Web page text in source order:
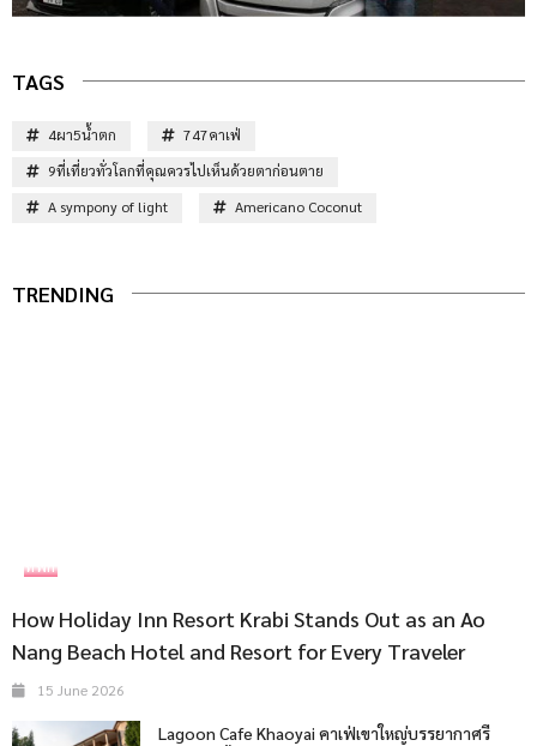
TAGS
4ผา5น้ำตก
747คาเฟ่
9ที่เที่ยวทั่วโลกที่คุณควรไปเห็นด้วยตาก่อนตาย
A sympony of light
Americano Coconut
TRENDING
ที่พัก
How Holiday Inn Resort Krabi Stands Out as an Ao
Nang Beach Hotel and Resort for Every Traveler
15 June 2026
Lagoon Cafe Khaoyai คาเฟ่เขาใหญ่บรรยากาศรี